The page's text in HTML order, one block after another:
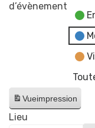
du
du
juin
d’évènement
Vueimpression
Lieu